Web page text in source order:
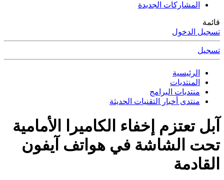
المشاركات الجديدة
قائمة
تسجيل الدخول
تسجيل
الرئيسية
المنتديات
منتديات البرامج
منتدى أخبار التقنيات الحديثة
آبل تعتزم إخفاء الكاميرا الأمامية
تحت الشاشة في هواتف آيفون
القادمة